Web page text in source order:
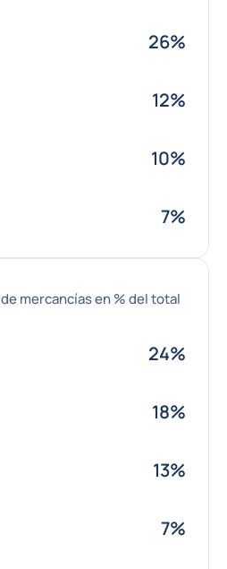
26%
12%
10%
7%
de mercancías en % del total
24%
18%
13%
7%